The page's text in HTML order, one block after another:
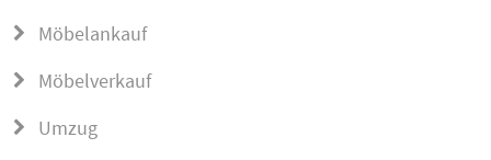
Möbelankauf
Möbelverkauf
Umzug